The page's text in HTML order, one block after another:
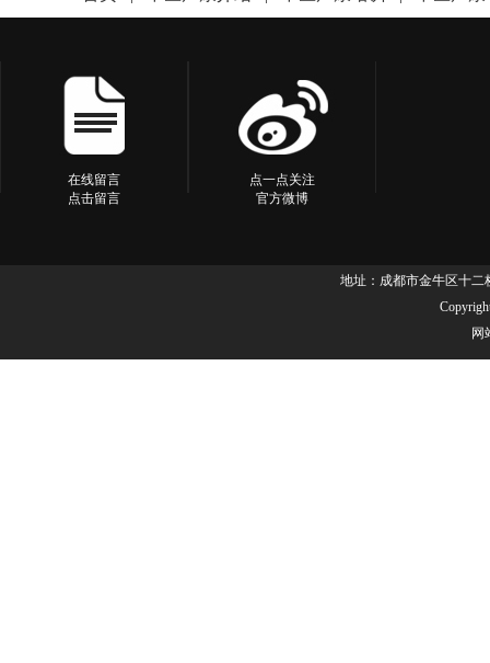
在线留言
点击留言
点一点关注
官方微博
地址：成都市金牛区十二
网